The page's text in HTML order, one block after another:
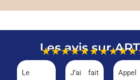
Les avis sur
★★★★★
Le
★★★★★
J’ai fait